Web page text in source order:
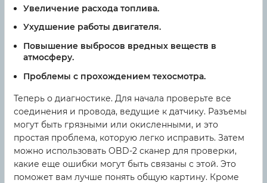
Увеличение расхода топлива.
Ухудшение работы двигателя.
Повышение выбросов вредных веществ в
атмосферу.
Проблемы с прохождением техосмотра.
Теперь о диагностике. Для начала проверьте все
соединения и провода, ведущие к датчику. Разъемы
могут быть грязными или окисленными, и это
простая проблема, которую легко исправить. Затем
можно использовать OBD-2 сканер для проверки,
какие еще ошибки могут быть связаны с этой. Это
поможет вам лучше понять общую картину. Кроме